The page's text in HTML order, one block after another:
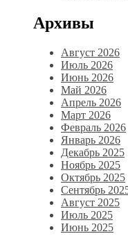
Архивы
Август 2026
Июль 2026
Июнь 2026
Май 2026
Апрель 2026
Март 2026
Февраль 2026
Январь 2026
Декабрь 2025
Ноябрь 2025
Октябрь 2025
Сентябрь
Август 2025
Июль 2025
Июнь 2025